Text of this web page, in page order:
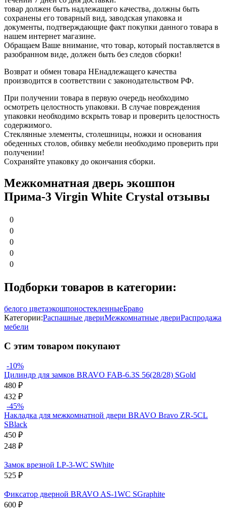
товар должен быть надлежащего качества, должны быть
сохранены его товарный вид, заводская упаковка и
документы, подтверждающие факт покупки данного товара в
нашем интернет магазине.
Обращаем Ваше внимание, что товар, который поставляется в
разобранном виде, должен быть без следов сборки!
Возврат и обмен товара НЕнадлежащего качества
производится в соответствии с законодательством РФ.
При получении товара в первую очередь необходимо
осмотреть целостность упаковки. В случае повреждения
упаковки необходимо вскрыть товар и проверить целостность
содержимого.
Стеклянные элементы, столешницы, ножки и основания
обеденных столов, обивку мебели необходимо проверить при
получении!
Сохраняйте упаковку до окончания сборки.
Межкомнатная дверь экошпон
Прима-3 Virgin White Сrystal отзывы
0
0
0
0
0
Подборки товаров в категории:
белого цветаэкошпоностекленныеБраво
Категории:Распашные двериМежкомнатные двериРаспродажа
мебели
С этим товаром покупают
-10%
Цилиндр для замков BRAVO FAB-6.3S 56(28/28) SGold
480 ₽
432 ₽
-45%
Накладка для межкомнатной двери BRAVO Bravo ZR-5CL
SBlack
450 ₽
248 ₽
Замок врезной LP-3-WC SWhite
525 ₽
Фиксатор дверной BRAVO AS-1WC SGraphite
600 ₽